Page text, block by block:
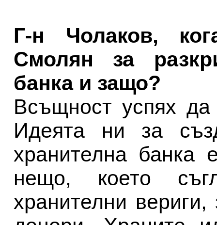
Г-н Чолаков,
Смолян за
банка и защо?
Всъщност успях
Идеята ни за
хранителна банка
нещо, което
хранителни